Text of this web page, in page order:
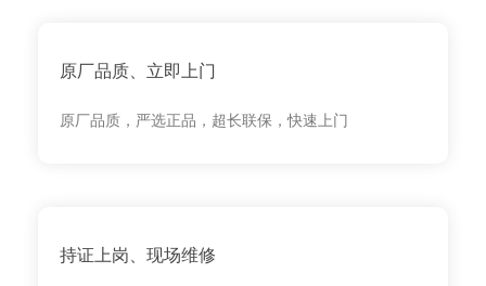
原厂品质、立即上门
原厂品质，严选正品，超长联保，快速上门
持证上岗、现场维修